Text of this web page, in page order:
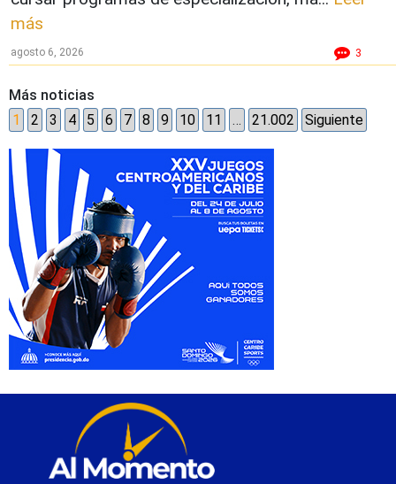
más
agosto 6, 2026 3
Más noticias
1
2 3 4 5 6 7 8 9 10 11 … 21.002 Siguiente